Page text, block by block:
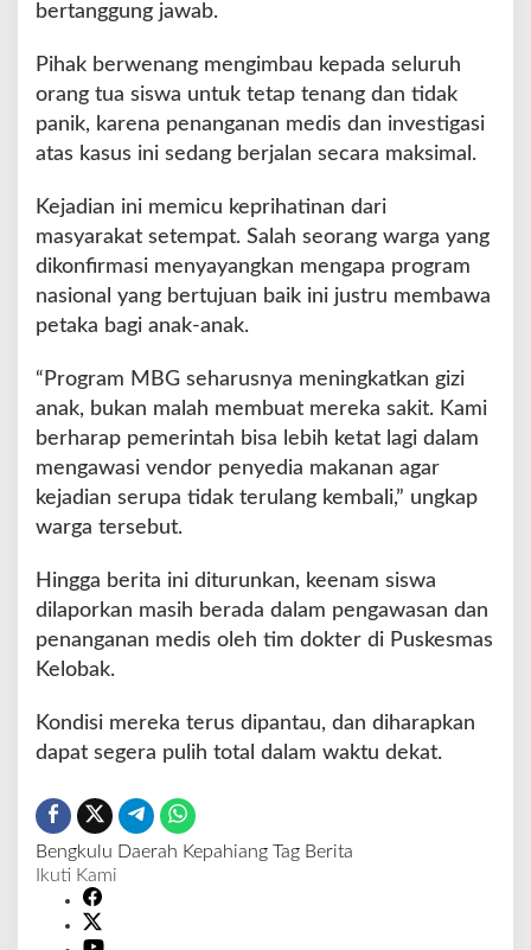
bertanggung jawab.
Pihak berwenang mengimbau kepada seluruh
orang tua siswa untuk tetap tenang dan tidak
panik, karena penanganan medis dan investigasi
atas kasus ini sedang berjalan secara maksimal.
Kejadian ini memicu keprihatinan dari
masyarakat setempat. Salah seorang warga yang
dikonfirmasi menyayangkan mengapa program
nasional yang bertujuan baik ini justru membawa
petaka bagi anak-anak.
“Program MBG seharusnya meningkatkan gizi
anak, bukan malah membuat mereka sakit. Kami
berharap pemerintah bisa lebih ketat lagi dalam
mengawasi vendor penyedia makanan agar
kejadian serupa tidak terulang kembali,” ungkap
warga tersebut.
Hingga berita ini diturunkan, keenam siswa
dilaporkan masih berada dalam pengawasan dan
penanganan medis oleh tim dokter di Puskesmas
Kelobak.
Kondisi mereka terus dipantau, dan diharapkan
dapat segera pulih total dalam waktu dekat.
Bengkulu Daerah Kepahiang Tag Berita
Ikuti Kami